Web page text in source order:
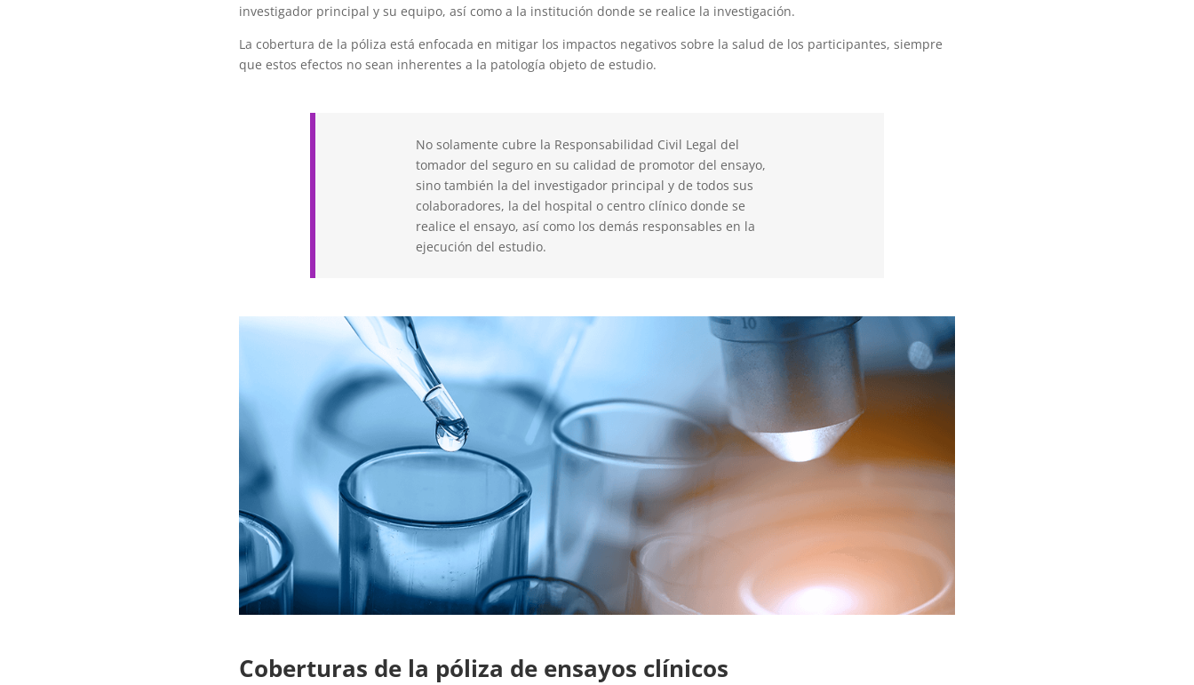
investigador principal y su equipo, así como a la institución donde se realice la investigación.
La cobertura de la póliza está enfocada en mitigar los impactos negativos sobre la salud de los participantes, siempre
que estos efectos no sean inherentes a la patología objeto de estudio.
No solamente cubre la Responsabilidad Civil Legal del
tomador del seguro en su calidad de promotor del ensayo,
sino también la del investigador principal y de todos sus
colaboradores, la del hospital o centro clínico donde se
realice el ensayo, así como los demás responsables en la
ejecución del estudio.
Coberturas de la póliza de ensayos clínicos